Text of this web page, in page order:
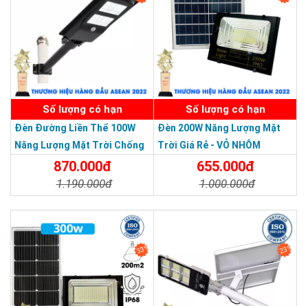
SẢN PHẨM DỊCH VỤ CHẤT LƯỢNG ASEAN 2019
Số lượng có hạn
Đèn Đường Liền Thể 100W
Năng Lượng Mặt Trời Chống
Nước Giá Rẻ870.000đ
1.190.000đ
Số lượng có hạn
Đèn 200W Năng Lượng Mặt
Trời Giá Rẻ - VỎ NHÔM
655.000đ
1.000.000đ
33% 23%